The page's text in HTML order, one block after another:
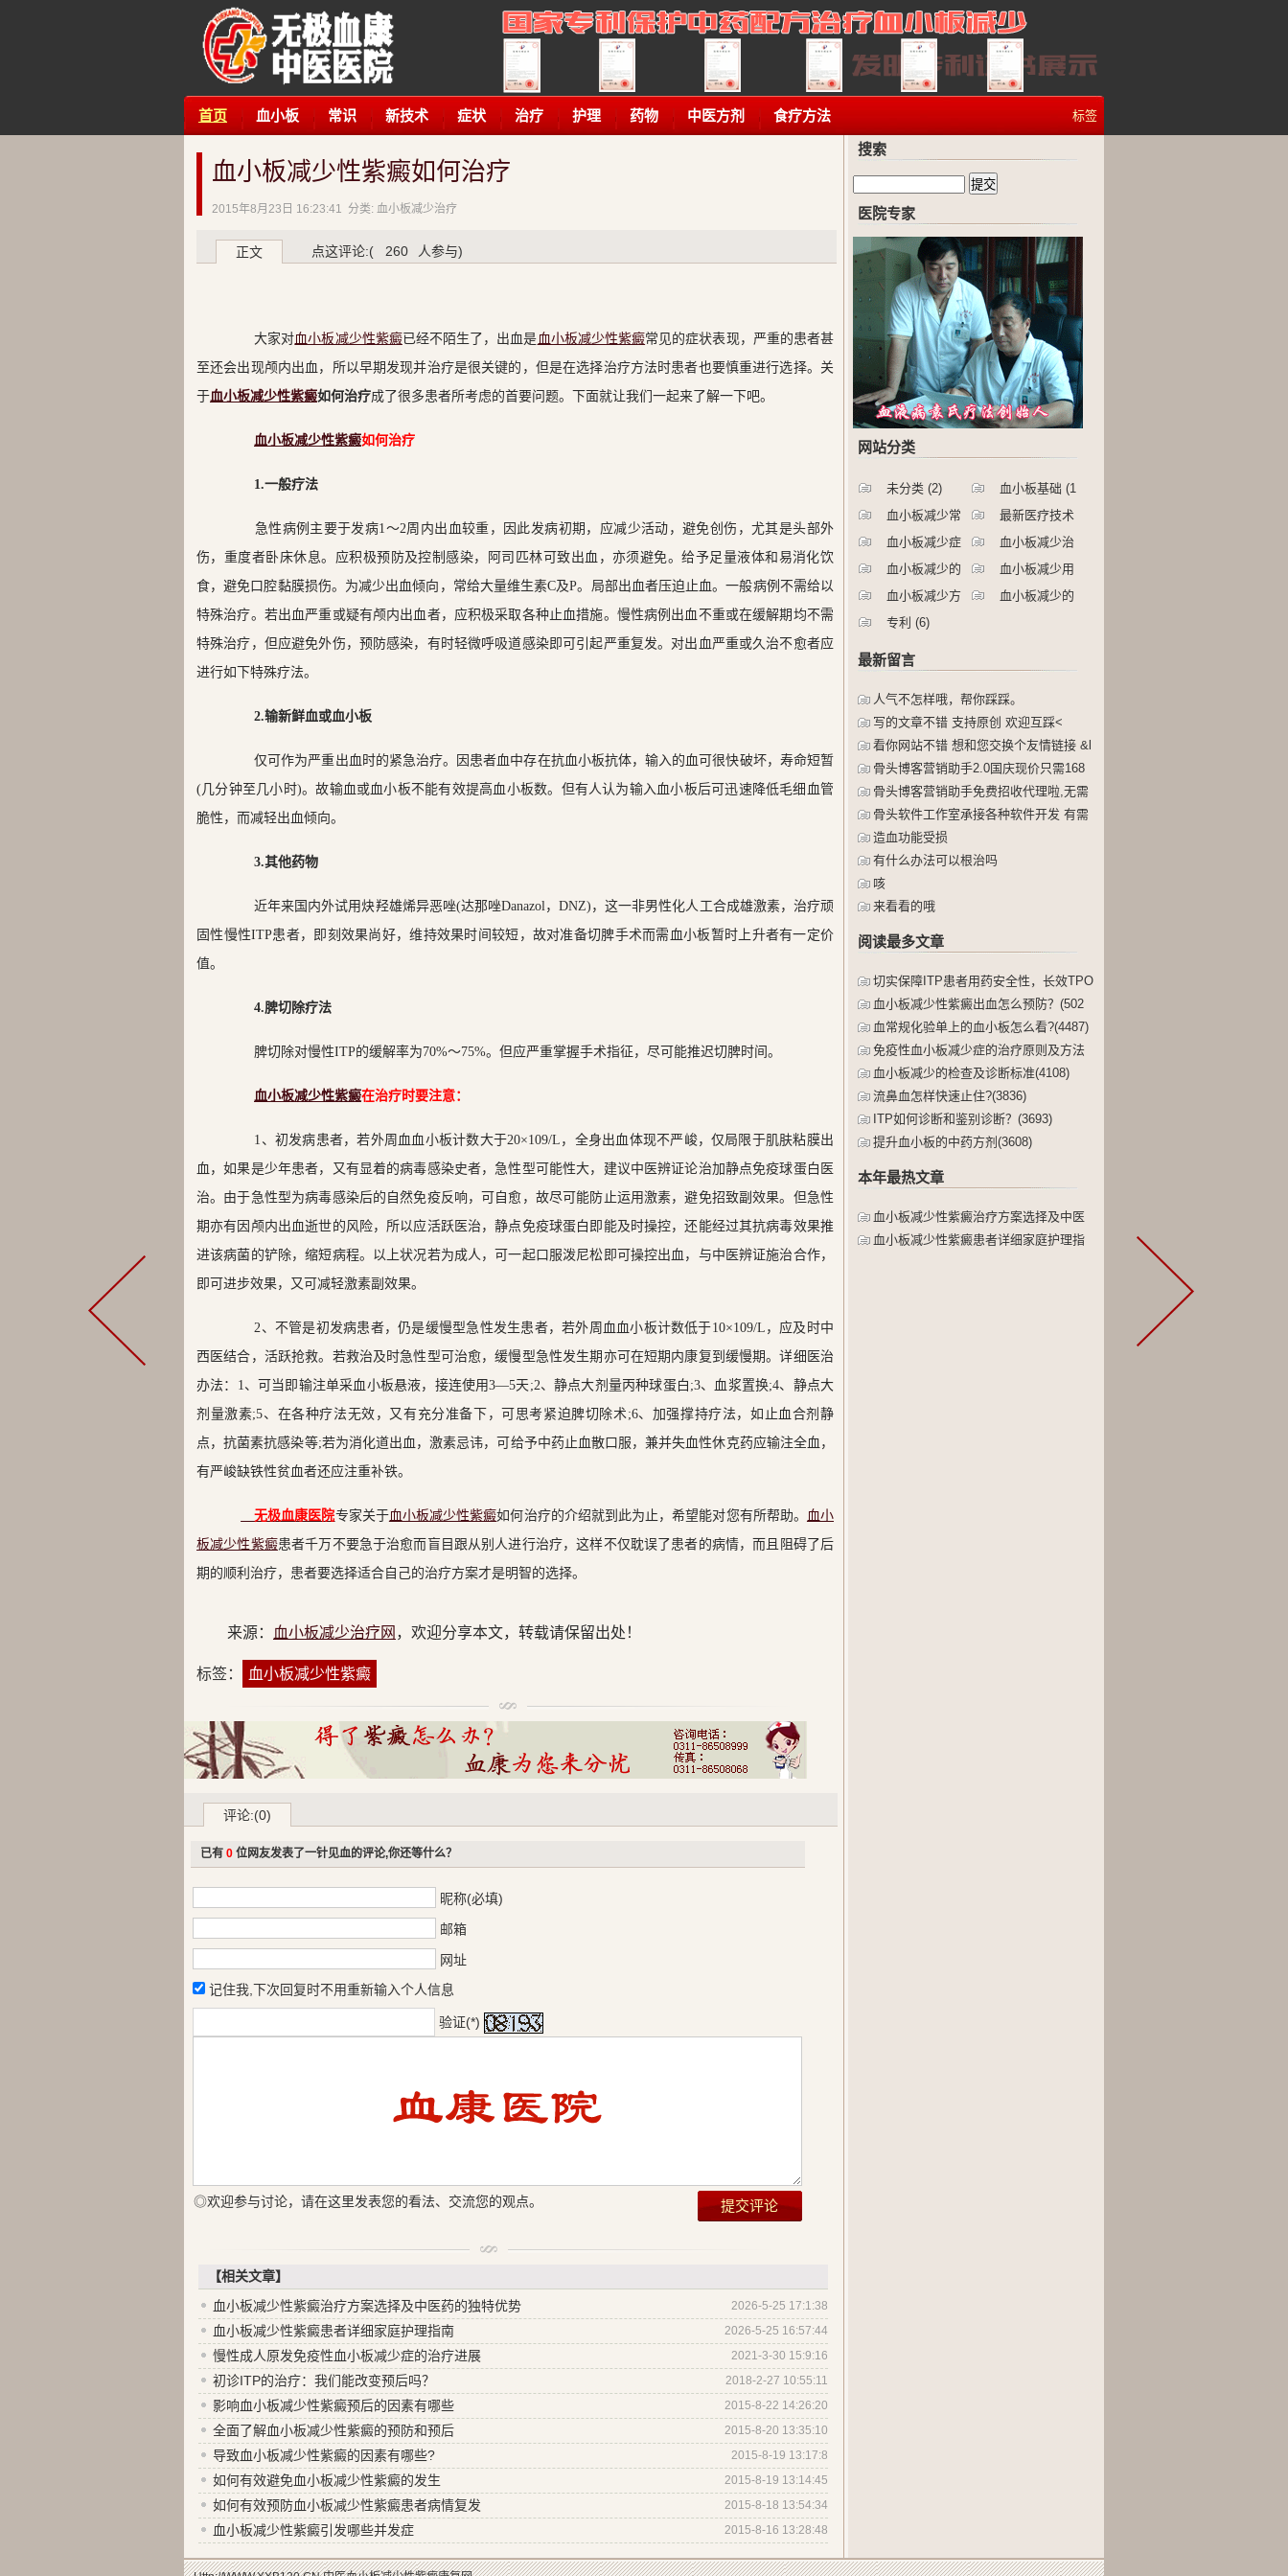
首页 血小板 常识 新技术 症状 治疗 护理 药物 中医方剂 食疗方法 标签
血小板减少性紫癜如何治疗
2015年8月23日 16:23:41 分类: 血小板减少治疗
正文 点这评论:( 260 人参与)
大家对血小板减少性紫癜已经不陌生了，出血是 血小板减少性紫癜常见的症状表现，严重的患者甚
至还会出现颅内出血，所以早期发现并治疗是很关键的，但是在选择治疗方法时患者也要慎重进行选择。关
于血小板减少性紫癜如何治疗成了很多患者所考虑的首要问题。下面就让我们一起来了解一下吧。
血小板减少性紫癜如何治疗
1.一般疗法
急性病例主要于发病1～2周内出血较重，因此发病初期，应减少活动，避免创伤，尤其是头部外
伤，重度者卧床休息。应积极预防及控制感染，阿司匹林可致出血，亦须避免。给予足量液体和易消化饮
食，避免口腔黏膜损伤。为减少出血倾向，常给大量维生素C及P。局部出血者压迫止血。一般病例不需给以
特殊治疗。若出血严重或疑有颅内出血者，应积极采取各种止血措施。慢性病例出血不重或在缓解期均不需
特殊治疗，但应避免外伤，预防感染，有时轻微呼吸道感染即可引起严重复发。对出血严重或久治不愈者应
进行如下特殊疗法。
2.输新鲜血或血小板
仅可作为严重出血时的紧急治疗。因患者血中存在抗血小板抗体，输入的血可很快破坏，寿命短暂
(几分钟至几小时)。故输血或血小板不能有效提高血小板数。但有人认为输入血小板后可迅速降低毛细血管
脆性，而减轻出血倾向。
3.其他药物
近年来国内外试用炔羟雄烯异恶唑(达那唑Danazol，DNZ)，这一非男性化人工合成雄激素，治疗顽
固性慢性ITP患者，即刻效果尚好，维持效果时间较短，故对准备切脾手术而需血小板暂时上升者有一定价
值。
4.脾切除疗法
脾切除对慢性ITP的缓解率为70%～75%。但应严重掌握手术指征，尽可能推迟切脾时间。
血小板减少性紫癜在治疗时要注意：
1、初发病患者，若外周血血小板计数大于20×109/L，全身出血体现不严峻，仅局限于肌肤粘膜出
血，如果是少年患者，又有显着的病毒感染史者，急性型可能性大，建议中医辨证论治加静点免疫球蛋白医
治。由于急性型为病毒感染后的自然免疫反响，可自愈，故尽可能防止运用激素，避免招致副效果。但急性
期亦有因颅内出血逝世的风险，所以应活跃医治，静点免疫球蛋白即能及时操控，还能经过其抗病毒效果推
进该病菌的铲除，缩短病程。以上状况若为成人，可一起口服泼尼松即可操控出血，与中医辨证施治合作，
即可进步效果，又可减轻激素副效果。
2、不管是初发病患者，仍是缓慢型急性发生患者，若外周血血小板计数低于10×109/L，应及时中
西医结合，活跃抢救。若救治及时急性型可治愈，缓慢型急性发生期亦可在短期内康复到缓慢期。详细医治
办法：1、可当即输注单采血小板悬液，接连使用3—5天;2、静点大剂量丙种球蛋白;3、血浆置换;4、静点大
剂量激素;5、在各种疗法无效，又有充分准备下，可思考紧迫脾切除术;6、加强撑持疗法，如止血合剂静
点，抗菌素抗感染等;若为消化道出血，激素忌讳，可给予中药止血散口服，兼并失血性休克药应输注全血，
有严峻缺铁性贫血者还应注重补铁。
无极血康医院专家关于血小板减少性紫癜如何治疗的介绍就到此为止，希望能对您有所帮助。
血小
板减少性紫癜患者千万不要急于治愈而盲目跟从别人进行治疗，这样不仅耽误了患者的病情，而且阻碍了后
期的顺利治疗，患者要选择适合自己的治疗方案才是明智的选择。
来源： 血小板减少治疗网 ，欢迎分享本文，转载请保留出处！
标签： 血小板减少性紫癜
评论:(0)
已有 0位网友发表了一针见血的评论,你还等什么？
昵称(必填)
邮箱
网址
记住我,下次回复时不用重新输入个人信息
验证(*)
◎欢迎参与讨论，请在这里发表您的看法、交流您的观点。
【相关文章】
2026-5-25 17:1:38
血小板减少性紫癜治疗方案选择及中医药的独特优势
2026-5-25 16:57:44
血小板减少性紫癜患者详细家庭护理指南
2021-3-30 15:9:16
慢性成人原发免疫性血小板减少症的治疗进展
2018-2-27 10:55:11
初诊ITP的治疗：我们能改变预后吗？
2015-8-22 14:26:20
影响血小板减少性紫癜预后的因素有哪些
2015-8-20 13:35:10
全面了解血小板减少性紫癜的预防和预后
2015-8-19 13:17:8
导致血小板减少性紫癜的因素有哪些?
2015-8-19 13:14:45
如何有效避免血小板减少性紫癜的发生
2015-8-18 13:54:34
如何有效预防血小板减少性紫癜患者病情复发
2015-8-16 13:28:48
血小板减少性紫癜引发哪些并发症
搜索
医院专家
网站分类
未分类 (2) 血小板基础 (1
004)
血小板减少常
识 (1278)
最新医疗技术
(127)
血小板减少症
状 (572)
血小板减少治
疗 (618)
血小板减少的
护理
(583)
血小板减少用
药 (76)
血小板减少方
剂 (42)
血小板减少的
专利 (6)
最新留言
人气不怎样哦，帮你踩踩。
写的文章不错 支持原创 欢迎互踩<
看你网站不错 想和您交换个友情链接 &l
骨头博客营销助手2.0国庆现价只需168
骨头博客营销助手免费招收代理啦,无需
任何
骨头软件工作室承接各种软件开发 有需
要的
造血功能受损
有什么办法可以根治吗
咳
来看看的哦
阅读最多文章
切实保障ITP患者用药安全性，长效TPO
(5927)
血小板减少性紫癜出血怎么预防？(502
3)
血常规化验单上的血小板怎么看?(4487)
免疫性血小板减少症的治疗原则及方法
(4144)
血小板减少的检查及诊断标准(4108)
流鼻血怎样快速止住?(3836)
ITP如何诊断和鉴别诊断？(3693)
提升血小板的中药方剂(3608)
本年最热文章
血小板减少性紫癜治疗方案选择及中医
药的独(0)
血小板减少性紫癜患者详细家庭护理指